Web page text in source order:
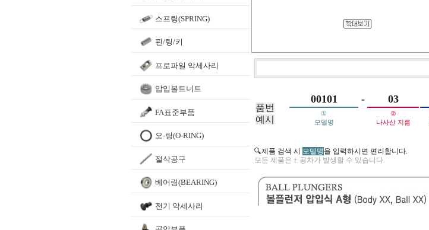
스프링(SPRING)
핀/링/키
프로파일 악세사리
압입볼트너트
FA표준부품
오-링(O-RING)
절삭공구
베어링(BEARING)
전기 악세사리
품번
예시
00101 - 03
①
모델명
②
나사산 지름
🔍제품 검색 시 모델명을 입력하시면 편리합니다.
모든 제품은 ± 공차가 발생할 수 있습니다.